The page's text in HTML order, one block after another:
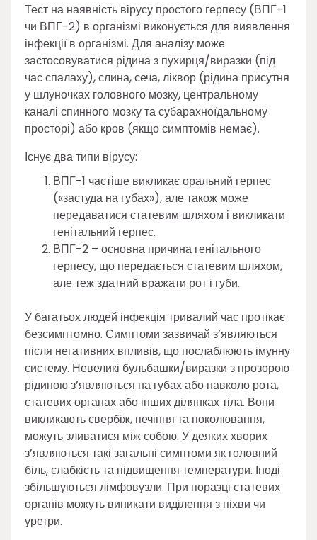
Тест на наявність вірусу простого герпесу (ВПГ-1
чи ВПГ-2) в організмі виконується для виявлення
інфекції в організмі. Для аналізу може
застосовуватися рідина з пухирця/виразки (під
час спалаху), слина, сеча, ліквор (рідина присутня
у шлуночках головного мозку, центральному
каналі спинного мозку та субарахноїдальному
просторі) або кров (якщо симптомів немає).
Існує два типи вірусу:
ВПГ-1 частіше викликає оральний герпес
(«застуда на губах»), але також може
передаватися статевим шляхом і викликати
генітальний герпес.
ВПГ-2 – основна причина генітального
герпесу, що передається статевим шляхом,
але теж здатний вражати рот і губи.
У багатьох людей інфекція тривалий час протікає
безсимптомно. Симптоми зазвичай з’являються
після негативних впливів, що послаблюють імунну
систему. Невеликі бульбашки/виразки з прозорою
рідиною з’являються на губах або навколо рота,
статевих органах або інших ділянках тіла. Вони
викликають свербіж, печіння та поколювання,
можуть зливатися між собою. У деяких хворих
з’являються такі загальні симптоми як головний
біль, слабкість та підвищення температури. Іноді
збільшуються лімфовузли. При поразці статевих
органів можуть виникати виділення з піхви чи
уретри.